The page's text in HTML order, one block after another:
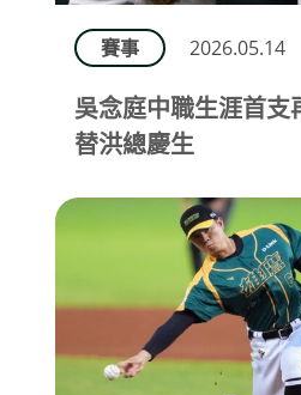
賽事 2026.05.14
吳念庭中職生涯首支
替洪總慶生